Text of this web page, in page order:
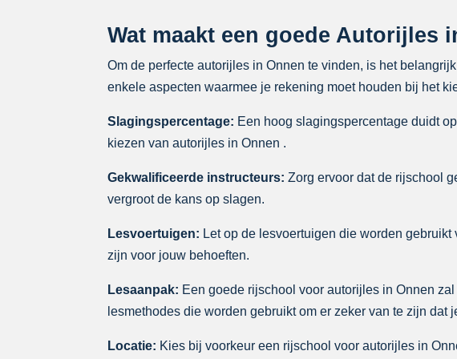
Wat maakt een goede Autorijles
Om de perfecte autorijles in Onnen te vinden, is het
enkele aspecten waarmee je rekening moet houden bij het
Slagingspercentage: Een hoog slagingspercentage duidt
kiezen van autorijles in Onnen .
Gekwalificeerde instructeurs: Zorg ervoor dat de rijschool
vergroot de kans op slagen.
Lesvoertuigen: Let op de lesvoertuigen die worden
zijn voor jouw behoeften.
Lesaanpak: Een goede rijschool voor autorijles in Onnen
lesmethodes die worden gebruikt om er zeker van te zijn dat
Locatie: Kies bij voorkeur een rijschool voor autorijles in